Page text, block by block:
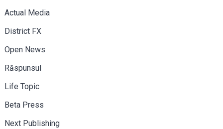
Actual Media
District FX
Open News
Răspunsul
Life Topic
Beta Press
Next Publishing